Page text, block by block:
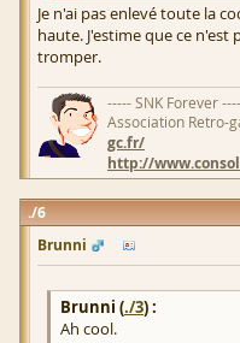
Je n'ai pas enlevé toute la
haute. J'estime que ce n'est
tromper.
----- SNK Forever
Association Retro-
gc.fr/
http://
6
Brunni
Brunni (./3) :
Ah cool.